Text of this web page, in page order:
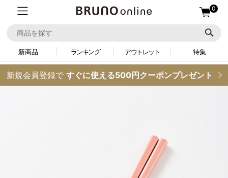
0
新商品 ランキング アウトレット 特集
新規会員登録で すぐに使える500円クーポンプレゼント